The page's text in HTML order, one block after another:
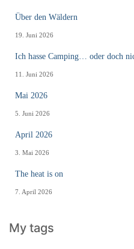
Über den Wäldern
19. Juni 2026
Ich hasse Camping… oder doch
11. Juni 2026
Mai 2026
5. Juni 2026
April 2026
3. Mai 2026
The heat is on
7. April 2026
My tags